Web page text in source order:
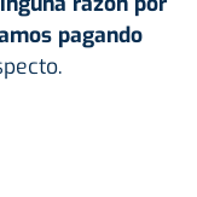
pagando